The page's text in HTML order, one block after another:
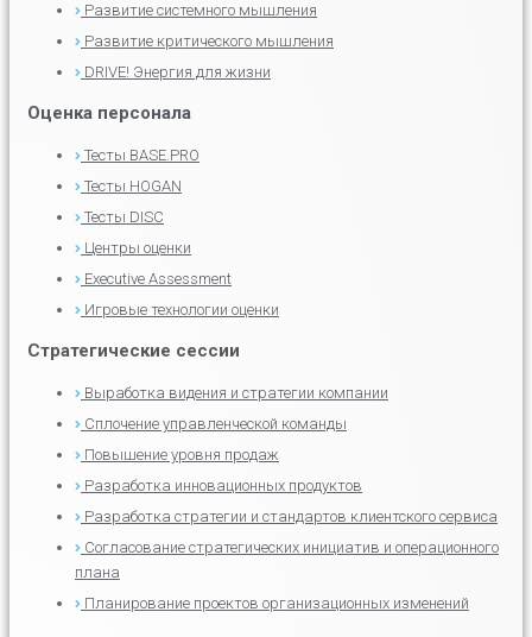
Развитие системного мышления
Развитие критического мышления
DRIVE! Энергия для жизни
Оценка персонала
Тесты BASE.PRO
Тесты HOGAN
Тесты DISC
Центры оценки
Executive Assessment
Игровые технологии оценки
Стратегические сессии
Выработка видения и стратегии компании
Сплочение управленческой команды
Повышение уровня продаж
Разработка инновационных продуктов
Разработка стратегии и стандартов клиентского сервиса
Согласование стратегических инициатив и операционного
плана
Планирование проектов организационных изменений